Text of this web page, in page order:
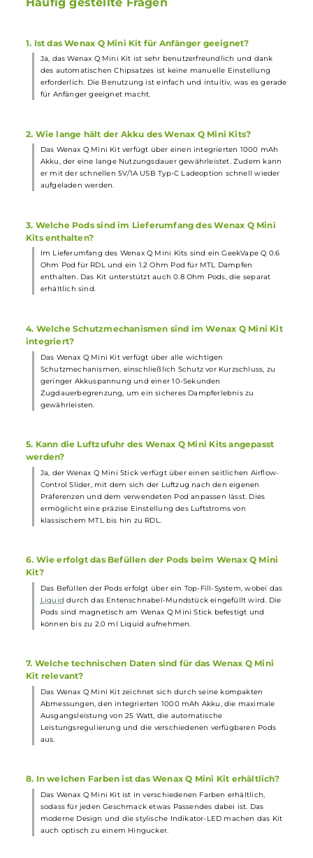
1 x GeekVape Q Pod Tankverdampfer 1.2 Ohm
1 x Bedienungsanleitung
Länge: 108.91 mm
Breite: 23.8 mm
Tiefe: 13.8 mm
Häufig gestellte Fragen
Ja, das Wenax Q Mini Kit ist sehr benutzerfreundlich und dank
des automatischen Chipsatzes ist keine manuelle Einstellung
erforderlich. Die Benutzung ist einfach und intuitiv, was es
für Anfänger geeignet macht.
Akku, der eine lange Nutzungsdauer gewährleistet. Zudem kann
aufgeladen werden.
3. Welche Pods sind im Lieferumfang des Wenax Q Mini
Ohm Pod für RDL und ein 1.2 Ohm Pod für MTL Dampfen
erhältlich sind.
Das Wenax Q Mini Kit verfügt über alle wichtigen
Schutzmechanismen, einschließlich Schutz vor Kurzschluss, zu
geringer Akkuspannung und einer 10-Sekunden
Zugdauerbegrenzung, um ein sicheres Dampferlebnis zu
gewährleisten.
werden?
Ja, der Wenax Q Mini Stick verfügt über einen seitlichen Airflow-
Control Slider, mit dem sich der Luftzug nach den eigenen
Präferenzen und dem verwendeten Pod anpassen lässt. Dies
ermöglicht eine präzise Einstellung des Luftstroms von